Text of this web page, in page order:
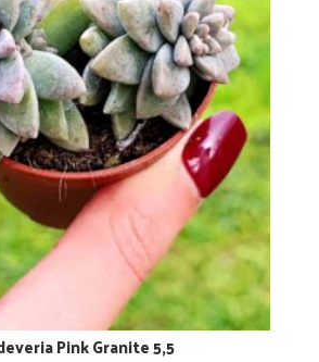
Pink Granite 5,5